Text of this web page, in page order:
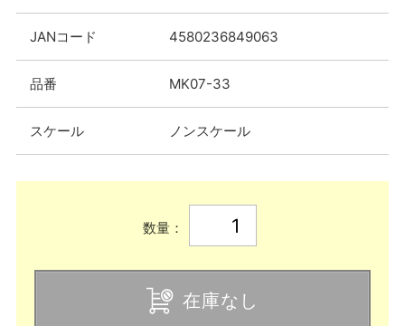
JANコード 4580236849063
品番 MK07-33
スケール ノンスケール
数量：
在庫なし